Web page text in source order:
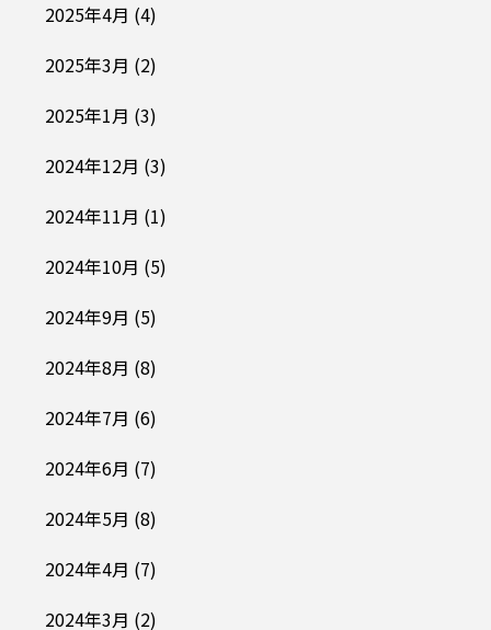
2025年4月 (4)
2025年3月 (2)
2025年1月 (3)
2024年12月 (3)
2024年11月 (1)
2024年10月 (5)
2024年9月 (5)
2024年8月 (8)
2024年7月 (6)
2024年6月 (7)
2024年5月 (8)
2024年4月 (7)
2024年3月 (2)